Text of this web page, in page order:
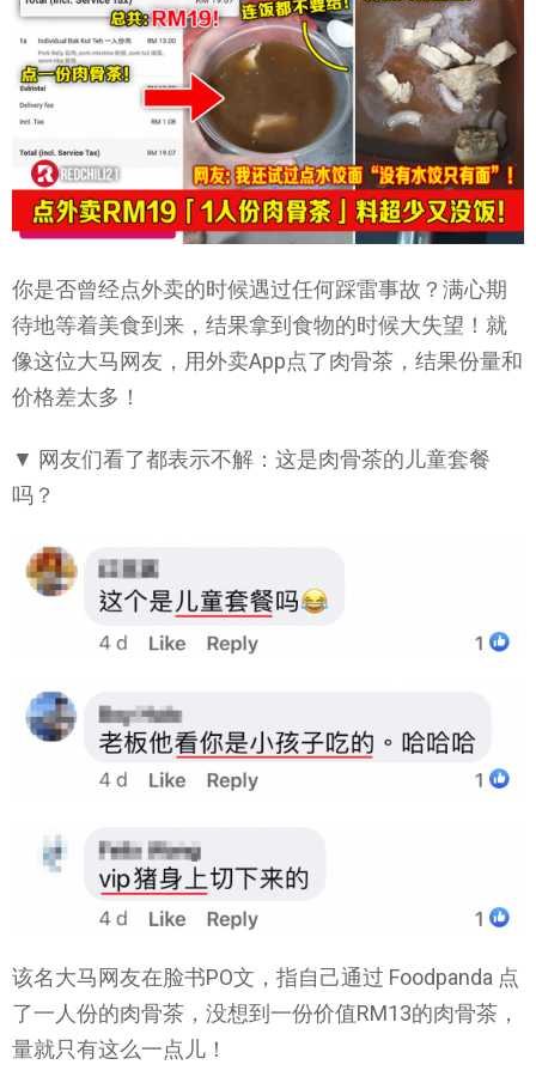
你是否曾经点外卖的时候遇过任何踩雷事故？满心期
待地等着美食到来，结果拿到食物的时候大失望！就
像这位大马网友，用外卖App点了肉骨茶，结果份量和
价格差太多！
▼ 网友们看了都表示不解：这是肉骨茶的儿童套餐
吗？
该名大马网友在脸书PO文，指自己通过 Foodpanda 点
了一人份的肉骨茶，没想到一份价值RM13的肉骨茶，
量就只有这么一点儿！